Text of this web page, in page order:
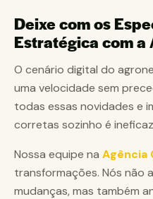
Deixe com os
Estratégica com a
O cenário digital do
uma velocidade sem
todas essas novidades e
corretas sozinho é
Nossa equipe na Agência
transformações. Nós não
mudanças, mas também